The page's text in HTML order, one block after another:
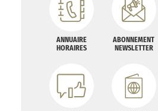
ANNUAIRE
HORAIRES
ABONNEMENT
NEWSLETTER